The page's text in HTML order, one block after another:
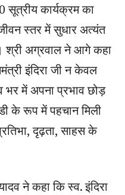
सूत्रीय कार्यक्रम का
स्तर में सुधार अत्यंत
श्री अग्रवाल ने आगे कहा
इंदिरा जी न केवल
भर में अपना प्रभाव छोड़
के रूप में पहचान मिली
दृढ़ता, साहस के
ने कहा कि स्व. इंदिरा